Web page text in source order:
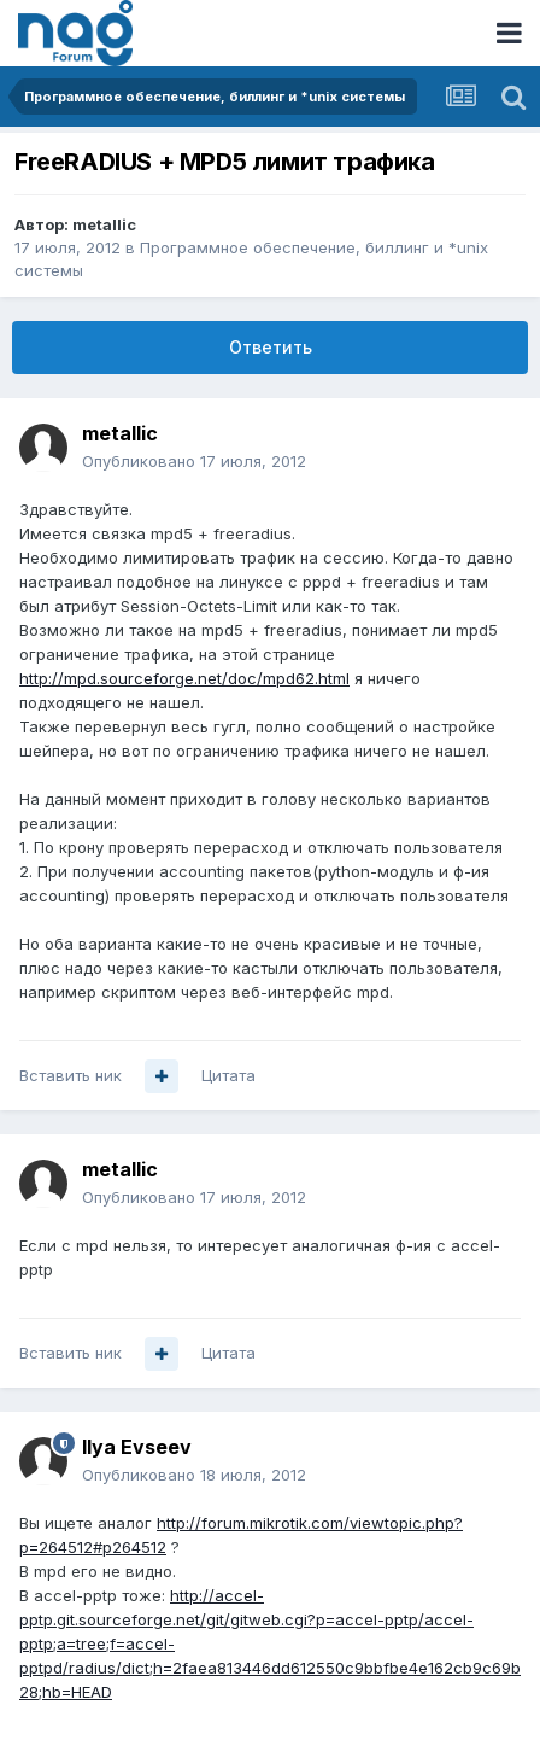
Программное обеспечение, биллинг и *unix системы
FreeRADIUS + MPD5 лимит трафика
Автор: metallic
17 июля, 2012 в Программное обеспечение, биллинг и *unix
системы
Ответить
metallic
Опубликовано 17 июля, 2012
Здравствуйте.
Имеется связка mpd5 + freeradius.
Необходимо лимитировать трафик на сессию. Когда-то давно
настраивал подобное на линуксе с pppd + freeradius и там
был атрибут Session-Octets-Limit или как-то так.
Возможно ли такое на mpd5 + freeradius, понимает ли mpd5
ограничение трафика, на этой странице
http://mpd.sourceforge.net/doc/mpd62.html я ничего
подходящего не нашел.
Также перевернул весь гугл, полно сообщений о настройке
шейпера, но вот по ограничению трафика ничего не нашел.
На данный момент приходит в голову несколько вариантов
реализации:
1. По крону проверять перерасход и отключать пользователя
2. При получении accounting пакетов(python-модуль и ф-ия
accounting) проверять перерасход и отключать пользователя
Но оба варианта какие-то не очень красивые и не точные,
плюс надо через какие-то кастыли отключать пользователя,
например скриптом через веб-интерфейс mpd.
Вставить ник Цитата
metallic
Опубликовано 17 июля, 2012
Если с mpd нельзя, то интересует аналогичная ф-ия с accel-
pptp
Вставить ник Цитата
Ilya Evseev
Опубликовано 18 июля, 2012
Вы ищете аналог http://forum.mikrotik.com/viewtopic.php?
p=264512#p264512 ?
В mpd его не видно.
В accel-pptp тоже: http://accel-
pptp.git.sourceforge.net/git/gitweb.cgi?p=accel-pptp/accel-
pptp;a=tree;f=accel-
pptpd/radius/dict;h=2faea813446dd612550c9bbfbe4e162cb9c69b
28;hb=HEAD